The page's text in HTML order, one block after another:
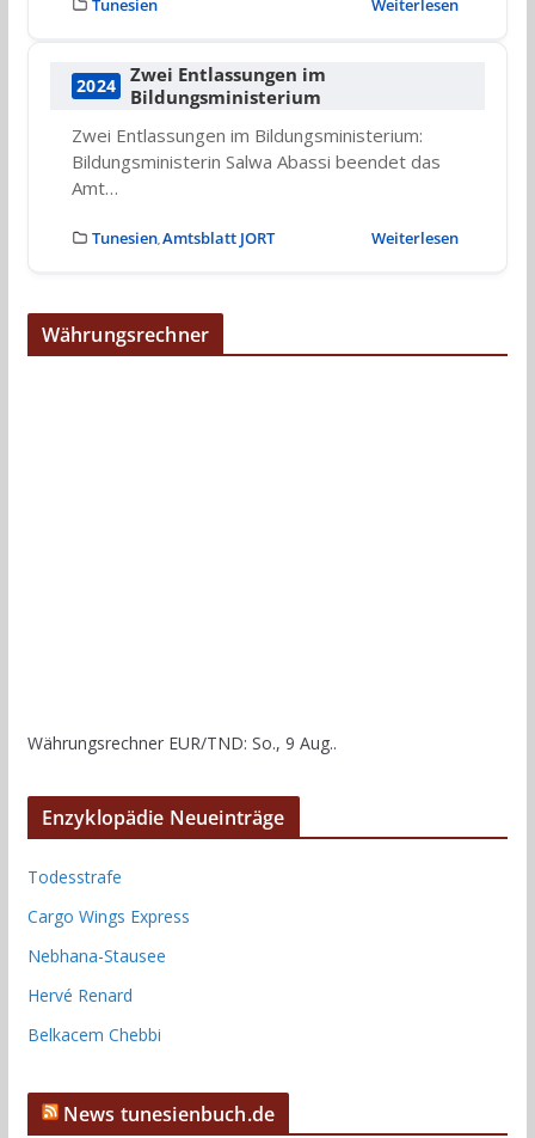
Tunesien Weiterlesen
2024
Zwei Entlassungen im
Bildungsministerium
Zwei Entlassungen im Bildungsministerium:
Bildungsministerin Salwa Abassi beendet das
Amt…
Tunesien, Amtsblatt JORT Weiterlesen
Währungsrechner
Währungsrechner EUR/TND: So., 9 Aug..
Enzyklopädie Neueinträge
Todesstrafe
Cargo Wings Express
Nebhana-Stausee
Hervé Renard
Belkacem Chebbi
News tunesienbuch.de